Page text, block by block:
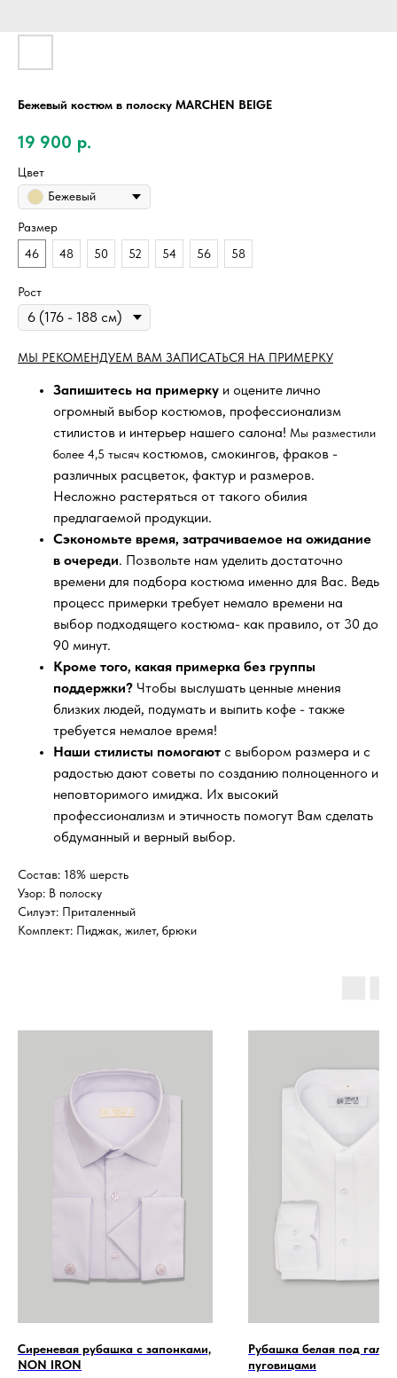
Бежевый костюм в полоску MARCHEN BEIGE
19 900 р.
Цвет
Бежевый
Размер
46
48 50 52 54 56 58
Рост
МЫ РЕКОМЕНДУЕМ ВАМ ЗАПИСАТЬСЯ НА ПРИМЕРКУ
Запишитесь на примерку и оцените лично
огромный выбор костюмов, профессионализм
стилистов и интерьер нашего салона! Мы разместили
более 4,5 тысяч костюмов, смокингов, фраков -
различных расцветок, фактур и размеров.
Несложно растеряться от такого обилия
предлагаемой продукции.
Сэкономьте время, затрачиваемое на ожидание
в очереди. Позвольте нам уделить достаточно
времени для подбора костюма именно для Вас. Ведь
процесс примерки требует немало времени на
выбор подходящего костюма- как правило, от 30 до
90 минут.
Кроме того, какая примерка без группы
поддержки? Чтобы выслушать ценные мнения
близких людей, подумать и выпить кофе - также
требуется немалое время!
Наши стилисты помогают с выбором размера и с
радостью дают советы по созданию полноценного и
неповторимого имиджа. Их высокий
профессионализм и этичность помогут Вам сделать
обдуманный и верный выбор.
Состав: 18% шерсть
Узор: В полоску
Силуэт: Приталенный
Комплект: Пиджак, жилет, брюки
Сиреневая рубашка с запонками,
NON IRON
Рубашка белая под
пуговицами